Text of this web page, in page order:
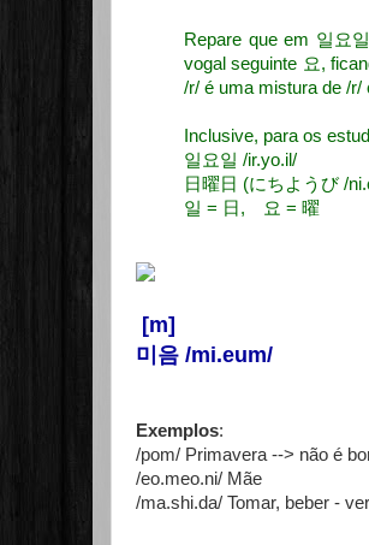
Repare que em 일요
vogal seguinte 요,
/r/ é uma mistura de /r/
Inclusive, para os
일요일 /ir.yo.il/
日曜日 (にちようび /
일 = 日, 요 = 曜
[m]
미음 /mi.eum/
Exemplos:
/pom/ Primavera --> não é
/eo.meo.ni/ Mãe
/ma.shi.da/ Tomar, beber -